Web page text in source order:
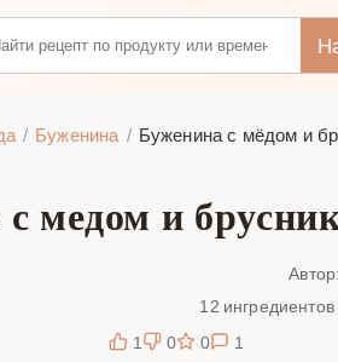
Буженина Буженина с мёдом и
медом и
12
1
0 0 1